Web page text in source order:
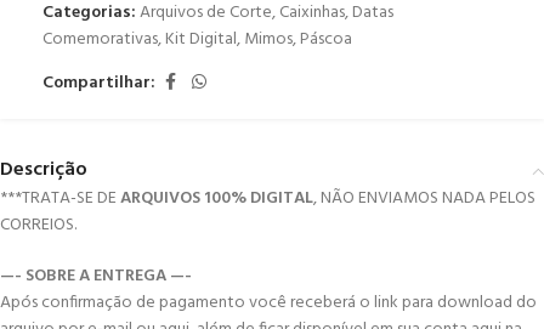
Categorias:Arquivos de Corte,Caixinhas,Datas
Comemorativas,Kit Digital,Mimos,Páscoa
Compartilhar:
Descrição
***TRATA-SE DEARQUIVOS 100% DIGITAL, NÃO ENVIAMOS NADA PELOS
CORREIOS.
—- SOBRE A ENTREGA —-
Após confirmação de pagamento você receberá o link para download do